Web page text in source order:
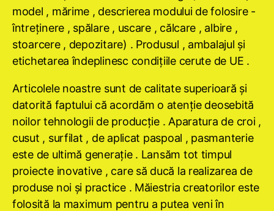
model , mărime , descrierea modului de folosire -
întreţinere , spălare , uscare , călcare , albire ,
stoarcere , depozitare) . Produsul , ambalajul şi
etichetarea îndeplinesc condiţiile cerute de UE .
Articolele noastre sunt de calitate superioară şi
datorită faptului că acordăm o atenţie deosebită
noilor tehnologii de producţie . Aparatura de croi ,
cusut , surfilat , de aplicat paspoal , pasmanterie
este de ultimă generaţie . Lansăm tot timpul
proiecte inovative , care să ducă la realizarea de
produse noi şi practice . Măiestria creatorilor este
folosită la maximum pentru a putea veni în